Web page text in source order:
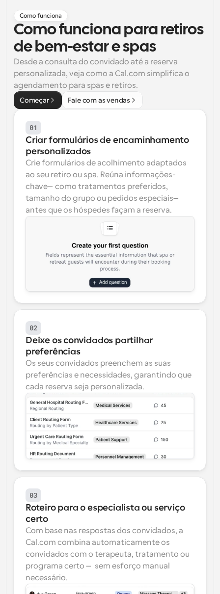
Agendamento potenciado com chamadas
impulsionadas por IA
Fluxos de trabalho
Automatizar agendamento e lembretes
Blogue
Mantenha-se atualizado com as últimas notícias e
atualizações
Reuniões Instantâneas
Reunião com clientes em minutos
Links de Grupo Dinâmico
Agende reuniões de forma fluida com várias pessoas
Webhooks
Receba notificações quando algo acontecer
Como funciona
Como funciona para retiros
de bem-estar e spas
Desde a consulta do convidado até a reserva
personalizada, veja como a Cal.com simplifica o
agendamento para spas e retiros.
Começar Fale com as vendas
01
Criar formulários de encaminhamento
personalizados
Crie formulários de acolhimento adaptados
ao seu retiro ou spa. Reúna informações-
chave—como tratamentos preferidos,
tamanho do grupo ou pedidos especiais—
antes que os hóspedes façam a reserva.
02
Deixe os convidados partilhar
preferências
Os seus convidados preenchem as suas
preferências e necessidades, garantindo que
cada reserva seja personalizada.
03
Roteiro para o especialista ou serviço
certo
Com base nas respostas dos convidados, a
Cal.com combina automaticamente os
convidados com o terapeuta, tratamento ou
programa certo — sem esforço manual
necessário.